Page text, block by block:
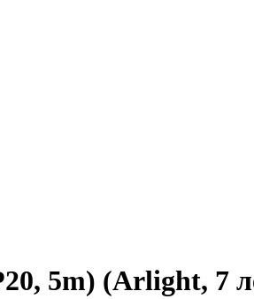
5m) (Arlight, 7